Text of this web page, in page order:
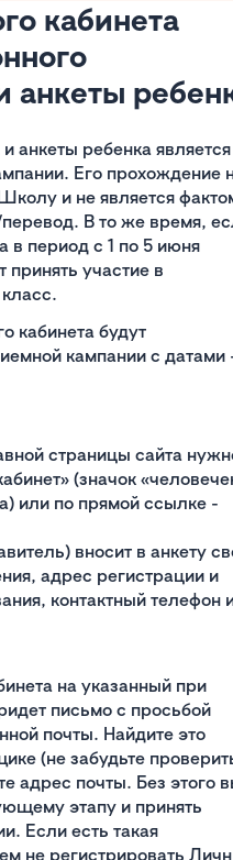
кабинета
анкеты
анкеты ребенка является
Его прохождение
и не является
В то же время,
в период с 1 по 5 июня
участие в
кабинета будут
кампании с датами
страницы сайта
(значок
или по прямой ссылке -
вносит в анкету
адрес регистрации и
контактный телефон
на указанный при
письмо с просьбой
почты. Найдите это
(не забудьте
адрес почты. Без этого
этапу и принять
Если есть такая
не регистрировать